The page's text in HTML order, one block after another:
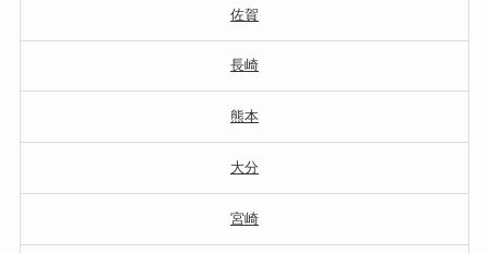
佐賀
長崎
熊本
大分
宮崎